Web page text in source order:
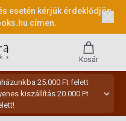
esetén kérjük érdeklődjön
címen.
25.000 Ft felett
kiszállítás 20.000 Ft
Kosár